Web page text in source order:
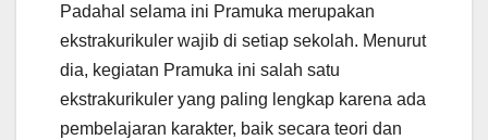
Padahal selama ini Pramuka merupakan
ekstrakurikuler wajib di setiap sekolah. Menurut
dia, kegiatan Pramuka ini salah satu
ekstrakurikuler yang paling lengkap karena ada
pembelajaran karakter, baik secara teori dan